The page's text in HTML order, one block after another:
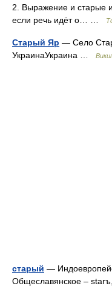
2. Выражение и старые
если речь идёт о… …
Старый Яр — Село
УкраинаУкраина …
старый —
Общеславянское –